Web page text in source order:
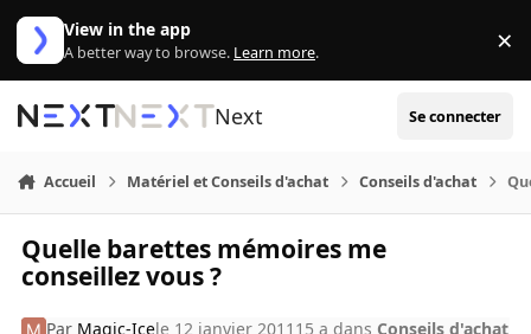
Aller au contenu
View in the app
A better way to browse. Learn more. ×
Next Se connecter
Accueil Matériel et Conseils d'achat Conseils d'achat
Quelle barettes mémoires me
conseillez vous ?
Par Magic-Icele 12 janvier 2011 15 a dans Conseils d'achat